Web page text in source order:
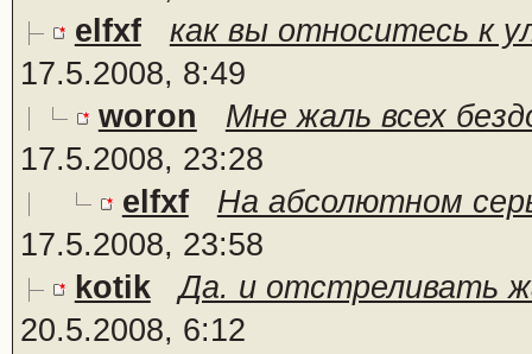
elfxf
как вы относитесь к
17.5.2008, 8:49
woron
Мне жаль всех
17.5.2008, 23:28
elfxf
На абсолютном
17.5.2008, 23:58
kotik
Да. и отстреливать
20.5.2008, 6:12